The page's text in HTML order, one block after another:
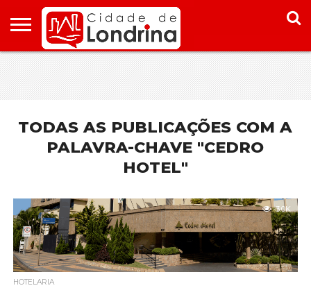
HOME
CONHEÇA
LONDRINA
PONTOS
TURÍSTICOS
ONDE
FICAR EM
LONDRINA
ONDE
COMER
EM
LONDRINA
TODAS AS PUBLICAÇÕES COM A
PALAVRA-CHAVE "CEDRO
HOTEL"
3.0K
HOTELARIA